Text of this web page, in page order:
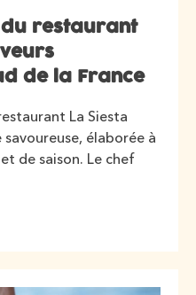
restaurant
de la France
La Siesta
élaborée à
de saison. Le chef